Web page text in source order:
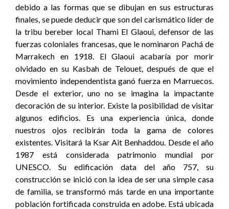
debido a las formas que se dibujan en sus estructuras
finales, se puede deducir que son del carismático líder de
la tribu bereber local Thami El Glaoui, defensor de las
fuerzas coloniales francesas, que le nominaron Pachá de
Marrakech en 1918. El Glaoui acabaría por morir
olvidado en su Kasbah de Telouet, después de que el
movimiento independentista ganó fuerza en Marruecos.
Desde el exterior, uno no se imagina la impactante
decoración de su interior. Existe la posibilidad de visitar
algunos edificios. Es una experiencia única, donde
nuestros ojos recibirán toda la gama de colores
existentes. Visitará la Ksar Ait Benhaddou. Desde el año
1987 está considerada patrimonio mundial por
UNESCO. Su edificación data del año 757, su
construcción se inició con la idea de ser una simple casa
de familia, se transformó más tarde en una importante
población fortificada construida en adobe. Está ubicada